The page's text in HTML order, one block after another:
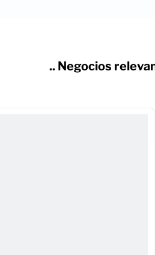
.. Negocios